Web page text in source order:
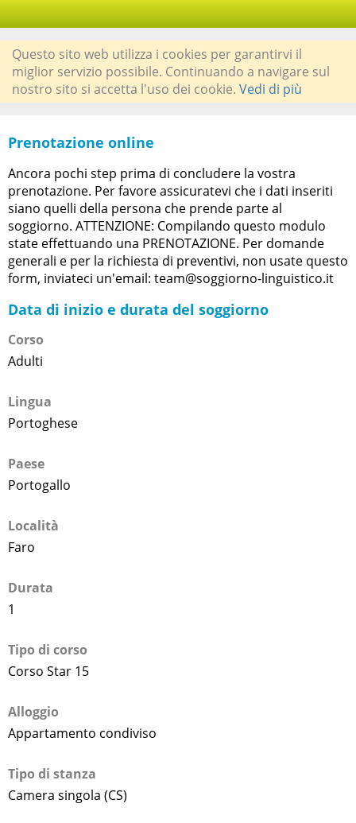
Questo sito web utilizza i cookies per garantirvi il
miglior servizio possibile. Continuando a navigare sul
nostro sito si accetta l'uso dei cookie. Vedi di più
Prenotazione online
Ancora pochi step prima di concludere la vostra
prenotazione. Per favore assicuratevi che i dati inseriti
siano quelli della persona che prende parte al
soggiorno. ATTENZIONE: Compilando questo modulo
state effettuando una PRENOTAZIONE. Per domande
generali e per la richiesta di preventivi, non usate questo
form, inviateci un'email: team@soggiorno-linguistico.it
Data di inizio e durata del soggiorno
Corso
Adulti
Lingua
Portoghese
Paese
Portogallo
Località
Faro
Durata
1
Tipo di corso
Corso Star 15
Alloggio
Appartamento condiviso
Tipo di stanza
Camera singola (CS)